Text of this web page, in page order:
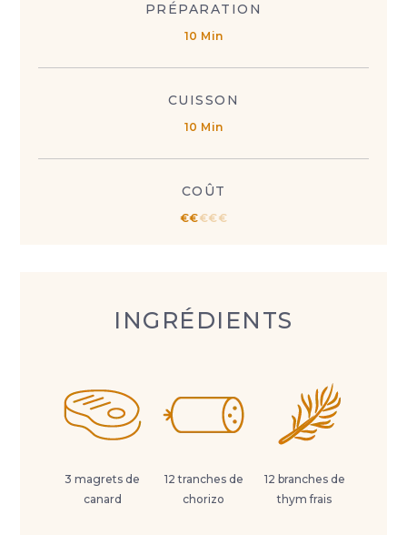
PRÉPARATION
10 Min
CUISSON
10 Min
COÛT
€€€€€
INGRÉDIENTS
3 magrets de
canard
12 tranches de
chorizo
12 branches de
thym frais